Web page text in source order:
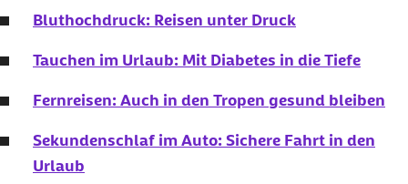
Bluthochdruck: Reisen unter Druck
Tauchen im Urlaub: Mit Diabetes in die Tiefe
Fernreisen: Auch in den Tropen gesund bleiben
Sekundenschlaf im Auto: Sichere Fahrt in den
Urlaub